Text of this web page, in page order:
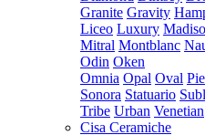
Granite Gravity
Liceo Luxury
Mitral Montblanc
Odin Oken
Omnia Opal Oval
Sonora Statuario
Tribe Urban Venetian
Cisa Ceramiche